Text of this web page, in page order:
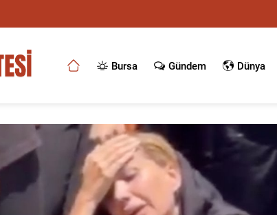
Bursa Gündem Dünya